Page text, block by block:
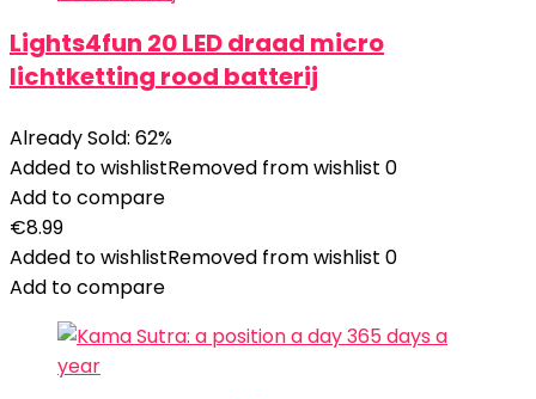
Lights4fun 20 LED draad micro
lichtketting rood batterij
Already Sold: 62%
Added to wishlistRemoved from wishlist 0
Add to compare
€8.99
Added to wishlistRemoved from wishlist 0
Add to compare